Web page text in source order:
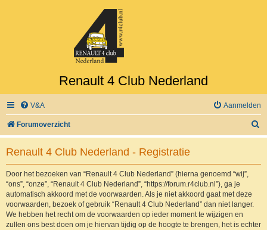
Renault 4 Club Nederland
V&A Aanmelden
Forumoverzicht
o
Renault 4 Club Nederland - Registratie
Door het bezoeken van “Renault 4 Club Nederland” (hierna genoemd “wij”,
“ons”, “onze”, “Renault 4 Club Nederland”, “https://forum.r4club.nl”), ga je
automatisch akkoord met de voorwaarden. Als je niet akkoord gaat met deze
voorwaarden, bezoek of gebruik “Renault 4 Club Nederland” dan niet langer.
We hebben het recht om de voorwaarden op ieder moment te wijzigen en
zullen ons best doen om je hiervan tijdig op de hoogte te brengen, het is echter